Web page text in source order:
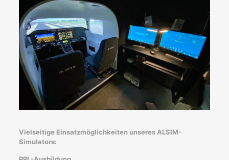
Vielseitige Einsatzmöglichkeiten unseres ALSIM-
Simulators: